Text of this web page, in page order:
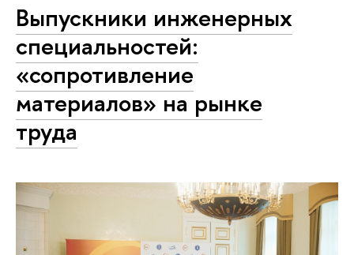
Выпускники инженерных
специальностей:
«сопротивление
материалов» на рынке
труда